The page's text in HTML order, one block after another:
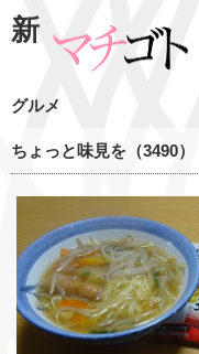
新
グルメ
ちょっと味見を（3490